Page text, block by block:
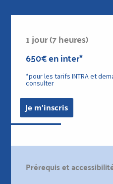
1 jour (7 heures)
650€ en inter*
*pour les tarifs INTRA et
consulter
Je m'inscris
Prérequis et